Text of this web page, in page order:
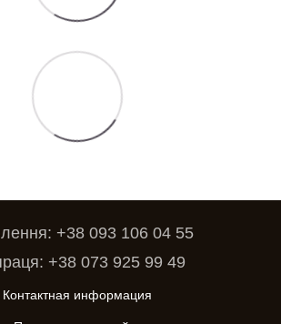
+38 093 106 04 55
+38 073 925 99 49
Контактная информация